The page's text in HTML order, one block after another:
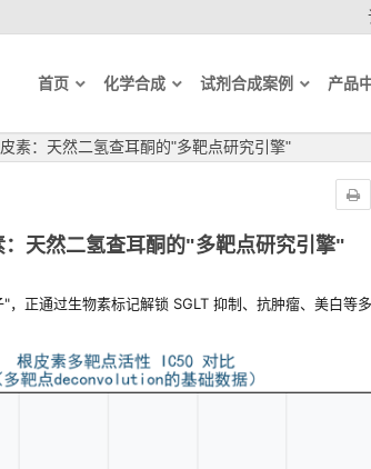
首页 化学合成 试剂合成案例 产品
素：天然二氢查耳酮的"多靶点研究引擎"
：天然二氢查耳酮的"多靶点研究引擎"
正通过生物素标记解锁 SGLT 抑制、抗肿瘤、美白等多